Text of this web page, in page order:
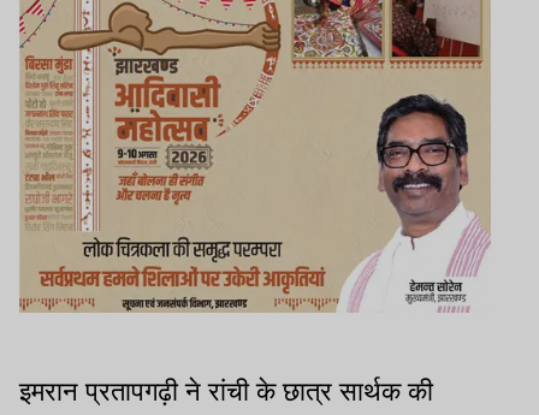
इमरान प्रतापगढ़ी ने रांची के छात्र सार्थक की